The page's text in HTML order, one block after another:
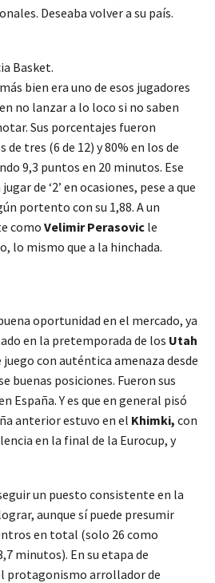
Deseaba volver a su país.
Basket.
más bien era uno de esos jugadores
no lanzar a lo loco si no saben
Sus porcentajes fueron
tres (6 de 12) y 80% en los de
9,3 puntos en 20 minutos. Ese
de ‘2’ en ocasiones, pese a que
portento con su 1,88. A un
como Velimir Perasovic le
lo mismo que a la hinchada.
oportunidad en el mercado, ya
en la pretemporada de los Utah
juego con auténtica amenaza desde
buenas posiciones. Fueron sus
España. Y es que en general pisó
anterior estuvo en el Khimki, con
en la final de la Eurocup, y
un puesto consistente en la
aunque sí puede presumir
en total (solo 26 como
minutos). En su etapa de
protagonismo arrollador de